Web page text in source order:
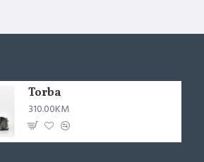
Torba
310.00KM